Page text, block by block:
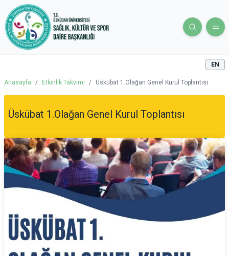
EN
Anasayfa / Etkinlik Takvimi / Üskübat 1.Olağan Genel Kurul Toplantısı
Üskübat 1.Olağan Genel Kurul Toplantısı